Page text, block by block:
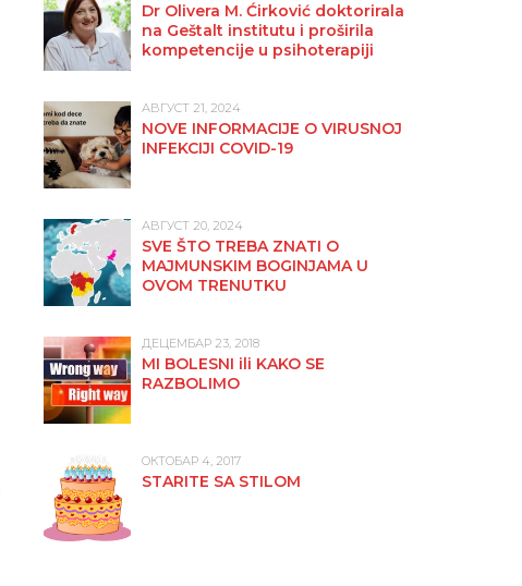
Dr Olivera M. Ćirković doktorirala
na Geštalt institutu i proširila
kompetencije u psihoterapiji
АВГУСТ 21, 2024
NOVE INFORMACIJE O VIRUSNOJ
INFEKCIJI COVID-19
АВГУСТ 20, 2024
SVE ŠTO TREBA ZNATI O
MAJMUNSKIM BOGINJAMA U
OVOM TRENUTKU
ДЕЦЕМБАР 23, 2018
MI BOLESNI ili KAKO SE
RAZBOLIMO
ОКТОБАР 4, 2017
STARITE SA STILOM